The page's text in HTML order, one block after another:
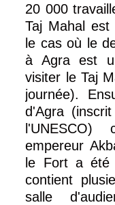
20 000
Taj Mahal
le cas où le
à Agra est
visiter le Taj
journée).
d'Agra
empereur
le Fort a été
contient
salle